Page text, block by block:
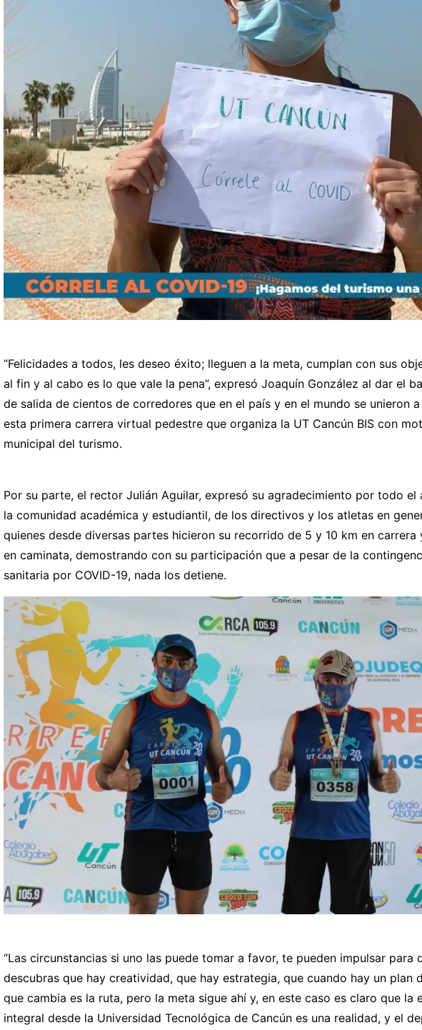
“Felicidades a todos, les deseo éxito; lleguen a la meta, cumplan con sus
al fin y al cabo es lo que vale la pena”, expresó Joaquín González al dar el
de salida de cientos de corredores que en el país y en el mundo se unieron
esta primera carrera virtual pedestre que organiza la UT Cancún BIS con
municipal del turismo.
Por su parte, el rector Julián Aguilar, expresó su agradecimiento por todo el
la comunidad académica y estudiantil, de los directivos y los atletas en
quienes desde diversas partes hicieron su recorrido de 5 y 10 km en carrera
en caminata, demostrando con su participación que a pesar de la
sanitaria por COVID-19, nada los detiene.
“Las circunstancias si uno las puede tomar a favor, te pueden impulsar para
descubras que hay creatividad, que hay estrategia, que cuando hay un plan
que cambia es la ruta, pero la meta sigue ahí y, en este caso es claro que la
integral desde la Universidad Tecnológica de Cancún es una realidad, y el